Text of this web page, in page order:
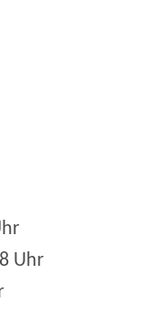
Uhr